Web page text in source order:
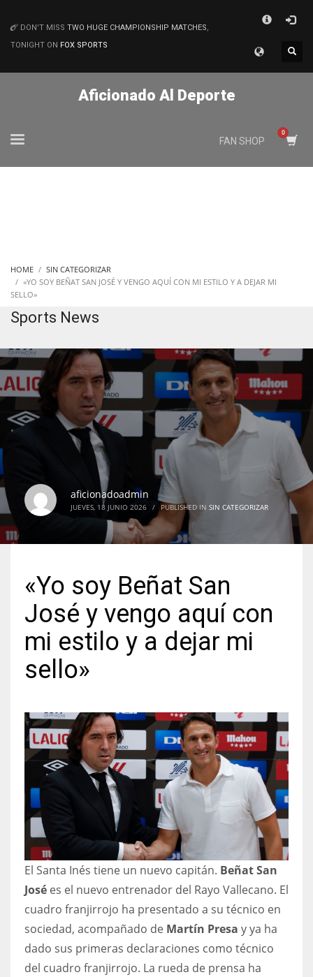
MATCHES
3
ATL
24
IND
34
DEN
24
DON'T MISS TWO HUGE CHAMPIONSHIP MATCHES,
TONIGHT ON FOX SPORTS
Aficionado Al Deporte
FAN SHOP
HOME
SIN CATEGORIZAR
«YO SOY BEÑAT SAN JOSÉ Y VENGO AQUÍ CON MI ESTILO Y A DEJAR MI
SELLO»
Sports News
aficionadoadmin
JUEVES, 18 JUNIO 2026 / PUBLISHED IN SIN CATEGORIZAR
«Yo soy Beñat San
José y vengo aquí con
mi estilo y a dejar mi
sello»
El Santa Inés tiene un nuevo capitán. Beñat San
José es el nuevo entrenador del Rayo Vallecano. El
cuadro franjirrojo ha presentado a su técnico en
sociedad, acompañado de Martín Presa y ya ha
dado sus primeras declaraciones como técnico
del cuadro franjirrojo. La rueda de prensa ha